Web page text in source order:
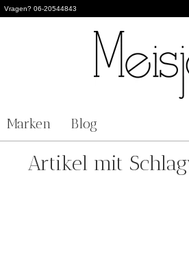
Vragen? 06-20544843
Marken Blog
Artikel mit